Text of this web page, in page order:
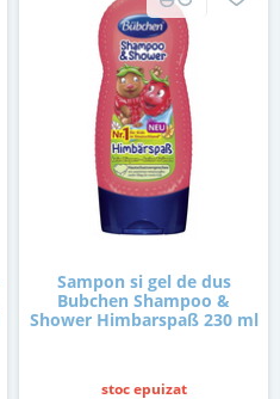
Sampon si gel de dus
Bubchen Shampoo &
Shower Himbarspaß 230 ml
stoc epuizat